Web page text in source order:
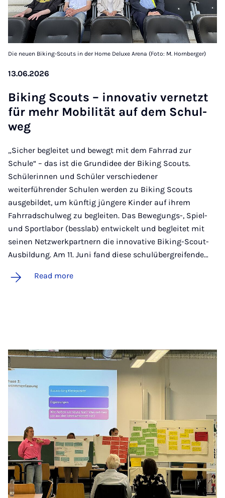
Die neuen Biking-Scouts in der Home Deluxe Arena (Foto: M. Hornberger)
13.06.2026
Bik­ing Scouts – in­nov­at­iv vernet­zt
für mehr Mo­bil­ität auf dem Schul­
weg
„Sicher begleitet und bewegt mit dem Fahrrad zur
Schule“ – das ist die Grundidee der Biking Scouts.
Schülerinnen und Schüler verschiedener
weiterführender Schulen werden zu Biking Scouts
ausgebildet, um künftig jüngere Kinder auf ihrem
Fahrradschulweg zu begleiten. Das Bewegungs-, Spiel-
und Sportlabor (besslab) entwickelt und begleitet mit
seinen Netzwerkpartnern die innovative Biking-Scout-
Ausbildung. Am 11. Juni fand diese schulübergreifende…
Read more